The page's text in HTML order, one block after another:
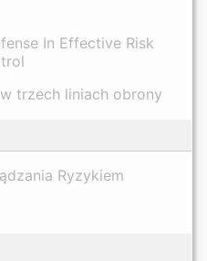
In Effective Risk
trzech liniach obrony
Ryzykiem